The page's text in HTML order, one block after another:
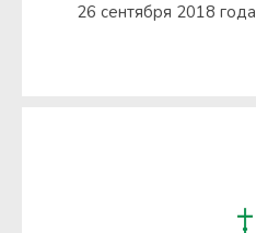
26 сентября 2018 года